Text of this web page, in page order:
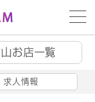
お店一覧
求人情報